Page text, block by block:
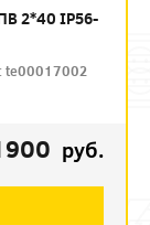
2*40 IP56-
te00017002
руб.